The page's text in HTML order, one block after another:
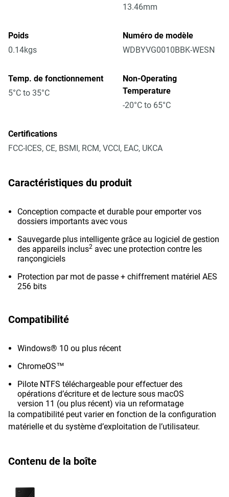
13.46mm
Poids
0.14kgs
Numéro de modèle
WDBYVG0010BBK-WESN
Temp. de fonctionnement
5°C to 35°C
Non-Operating
Temperature
-20°C to 65°C
Certifications
FCC-ICES, CE, BSMI, RCM, VCCI, EAC, UKCA
Caractéristiques du produit
Conception compacte et durable pour emporter vos
dossiers importants avec vous
Sauvegarde plus intelligente grâce au logiciel de gestion
des appareils inclus2 avec une protection contre les
rançongiciels
Protection par mot de passe + chiffrement matériel AES
256 bits
Compatibilité
Windows® 10 ou plus récent
ChromeOS™
Pilote NTFS téléchargeable pour effectuer des
opérations d’écriture et de lecture sous macOS
version 11 (ou plus récent) via un reformatage
la compatibilité peut varier en fonction de la configuration
matérielle et du système d’exploitation de l’utilisateur.
Contenu de la boîte